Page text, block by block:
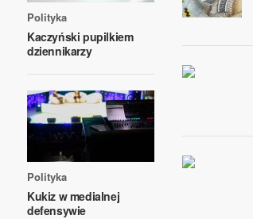
Polityka
Kaczyński pupilkiem
dziennikarzy
Polityka
Kukiz w medialnej
defensywie